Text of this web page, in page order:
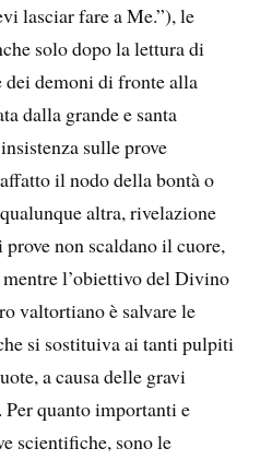
lasciar fare a Me.”), le
solo dopo la lettura di
demoni di fronte alla
dalla grande e santa
sulle prove
il nodo della bontà o
altra, rivelazione
non scaldano il cuore,
l’obiettivo del Divino
valtortiano è salvare le
si sostituiva ai tanti pulpiti
a causa delle gravi
quanto importanti e
scientifiche, sono le